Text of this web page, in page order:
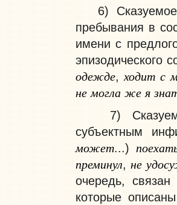
6) Сказуемое
пребывания в
имени с
эпизодического
одежде, ходит с
не могла же я
7) Сказуемое
субъектным
может...)
преминул, не
очередь,
которые